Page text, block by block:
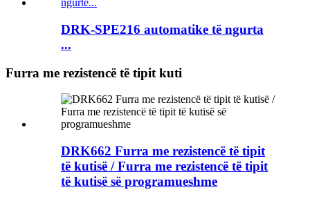
DRK-SPE216 automatike të ngurta
...
Furra me rezistencë të tipit kuti
DRK662 Furra me rezistencë të tipit
të kutisë / Furra me rezistencë të tipit
të kutisë së programueshme